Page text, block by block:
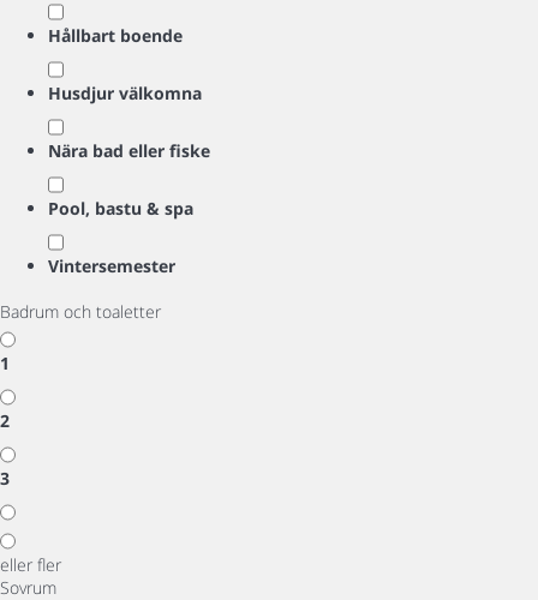
Hållbart boende
Husdjur välkomna
Nära bad eller fiske
Pool, bastu & spa
Vintersemester
Badrum och toaletter
1
2
3
eller fler
Sovrum